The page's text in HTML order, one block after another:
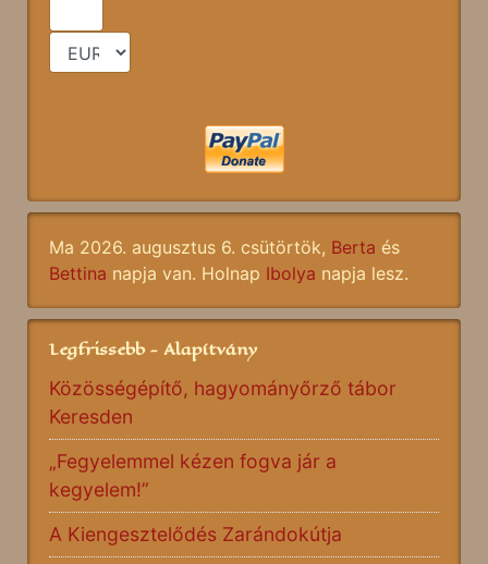
Ma 2026. augusztus 6. csütörtök, Berta és
Bettina napja van. Holnap Ibolya napja lesz.
Legfrissebb - Alapítvány
Közösségépítő, hagyományőrző tábor
Keresden
„Fegyelemmel kézen fogva jár a
kegyelem!”
A Kiengesztelődés Zarándokútja